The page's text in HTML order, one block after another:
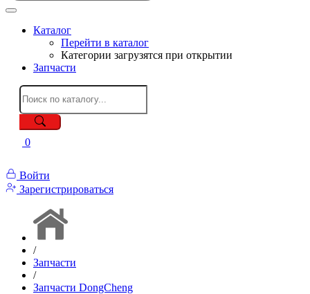
Каталог
Перейти в каталог
Категории загрузятся при открытии
Запчасти
0
Войти
Зарегистрироваться
/
Запчасти
/
Запчасти DongCheng